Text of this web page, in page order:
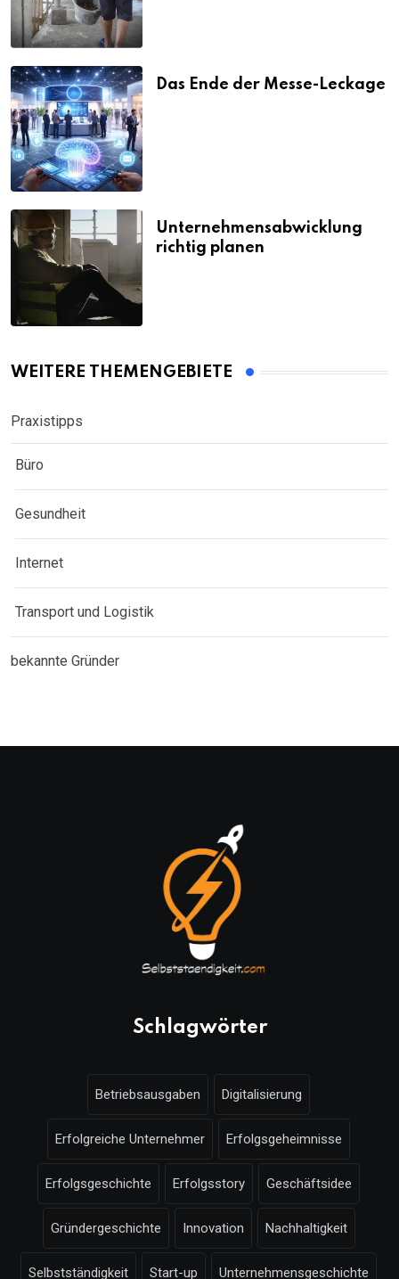
Das Ende der Messe-Leckage
Unternehmensabwicklung
richtig planen
WEITERE THEMENGEBIETE
Praxistipps
Büro
Gesundheit
Internet
Transport und Logistik
bekannte Gründer
Schlagwörter
Betriebsausgaben Digitalisierung
Erfolgreiche Unternehmer Erfolgsgeheimnisse
Erfolgsgeschichte Erfolgsstory Geschäftsidee
Gründergeschichte Innovation Nachhaltigkeit
Selbstständigkeit Start-up Unternehmensgeschichte